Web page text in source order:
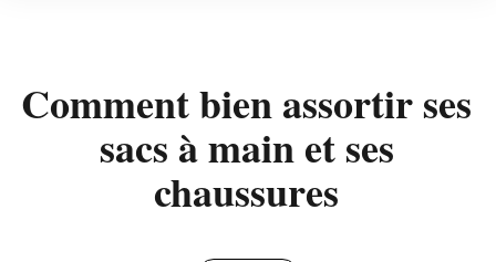
Comment bien assortir ses
sacs à main et ses
chaussures